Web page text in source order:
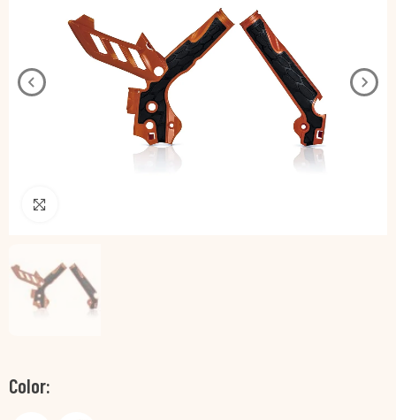
Color